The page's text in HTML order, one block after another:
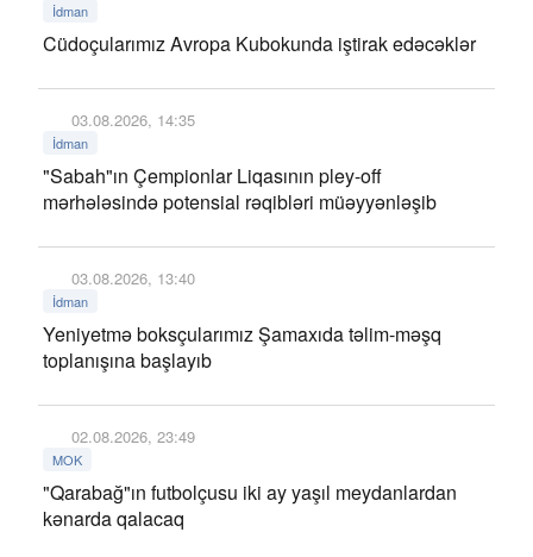
İdman
Cüdoçularımız Avropa Kubokunda iştirak edəcəklər
03.08.2026, 14:35
İdman
"Sabah"ın Çempionlar Liqasının pley-off
mərhələsində potensial rəqibləri müəyyənləşib
03.08.2026, 13:40
İdman
Yeniyetmə boksçularımız Şamaxıda təlim-məşq
toplanışına başlayıb
02.08.2026, 23:49
MOK
"Qarabağ"ın futbolçusu iki ay yaşıl meydanlardan
kənarda qalacaq